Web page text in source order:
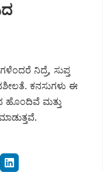
ನಿದ್ರೆ, ಸುಪ್ತ
ಕನಸುಗಳು ಈ
ಹೊಂದಿವೆ ಮತ್ತು